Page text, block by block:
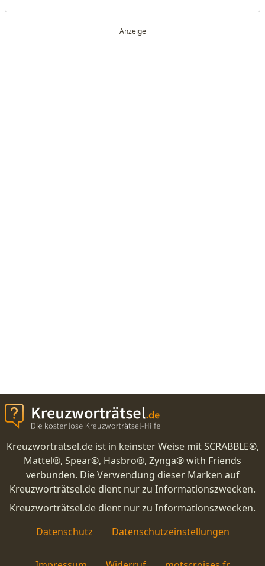
Kreuzworträtsel.de ist in keinster Weise mit SCRABBLE®,
Mattel®, Spear®, Hasbro®, Zynga® with Friends
verbunden. Die Verwendung dieser Marken auf
Kreuzworträtsel.de dient nur zu Informationszwecken.
Kreuzworträtsel.de dient nur zu Informationszwecken.
Datenschutz
Datenschutzeinstellungen